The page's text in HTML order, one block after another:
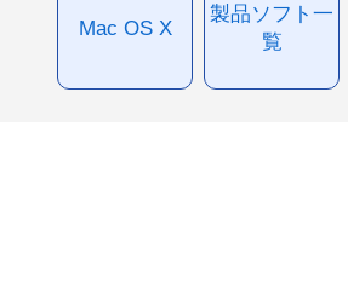
Mac OS X
製品ソフト一
覧